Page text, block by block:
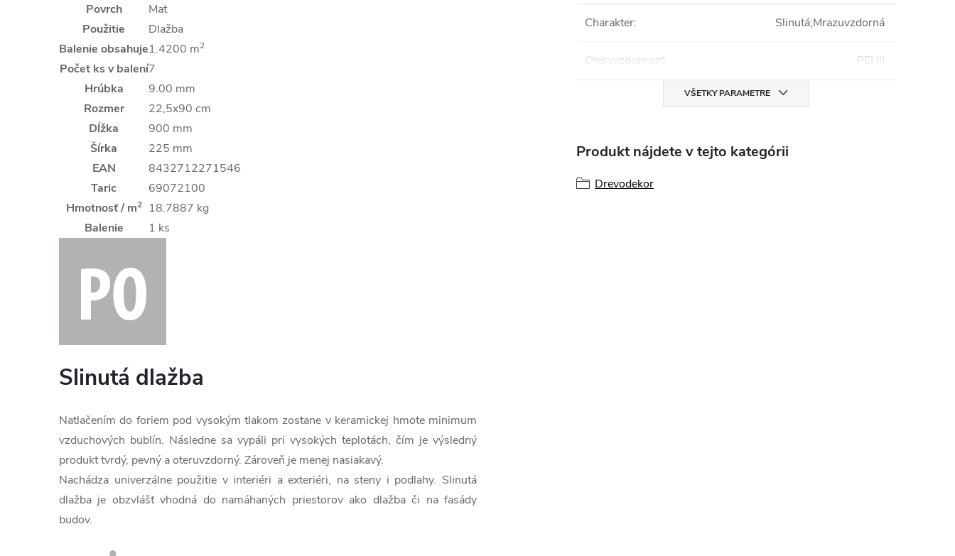
Povrch
Mat
Použitie
Dlažba
Balenie obsahuje1.4200 m2
Počet ks v balení7
Hrúbka
9.00 mm
Rozmer
22,5x90 cm
Dĺžka
900 mm
Šírka
225 mm
EAN
8432712271546
Taric
69072100
Hmotnosť / m2
18.7887 kg
Balenie
1 ks
Slinutá dlažba
Natlačením do foriem pod vysokým tlakom zostane v keramickej hmote minimum
vzduchových bublín. Následne sa vypáli pri vysokých teplotách, čím je výsledný
produkt tvrdý, pevný a oteruvzdorný. Zároveň je menej nasiakavý.
Nachádza univerzálne použitie v interiéri a exteriéri, na steny i podlahy. Slinutá
dlažba je obzvlášť vhodná do namáhaných priestorov ako dlažba či na fasády
budov.
Charakter: Slinutá;Mrazuvzdorná
Oteruvzdornosť: PEI III
VŠETKY PARAMETRE
Produkt nájdete v tejto kategórii
Drevodekor